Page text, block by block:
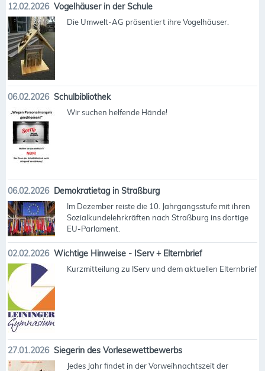
12.02.2026 Vogelhäuser in der Schule
Die Umwelt-AG präsentiert ihre Vogelhäuser.
06.02.2026 Schulbibliothek
Wir suchen helfende Hände!
06.02.2026 Demokratietag in Straßburg
Im Dezember reiste die 10. Jahrgangsstufe mit ihren
Sozialkundelehrkräften nach Straßburg ins dortige
EU-Parlament.
02.02.2026 Wichtige Hinweise - IServ + Elternbrief
Kurzmitteilung zu IServ und dem aktuellen Elternbrief
27.01.2026 Siegerin des Vorlesewettbewerbs
Jedes Jahr findet in der Vorweihnachtszeit der